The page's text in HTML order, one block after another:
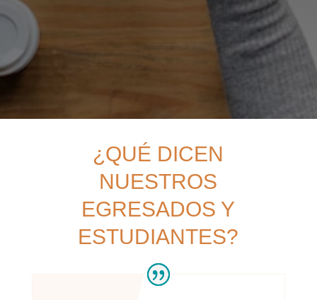
¿QUÉ DICEN
NUESTROS
EGRESADOS Y
ESTUDIANTES?